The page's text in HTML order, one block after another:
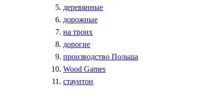
деревянные
дорожные
на троих
дорогие
производство Польша
Wood Games
стаунтон